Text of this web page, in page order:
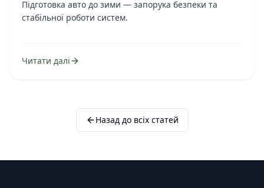
Підготовка авто до зими — запорука безпеки та
стабільної роботи систем.
Читати далі
Назад до всіх статей